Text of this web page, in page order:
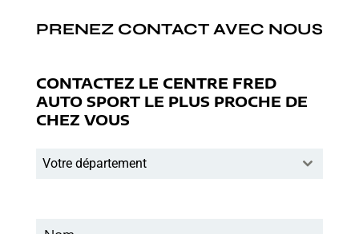
PRENEZ CONTACT AVEC NOUS
CONTACTEZ LE CENTRE FRED
AUTO SPORT LE PLUS PROCHE DE
CHEZ VOUS
Votre département